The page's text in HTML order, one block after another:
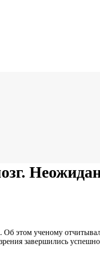
этом ученому
завершились